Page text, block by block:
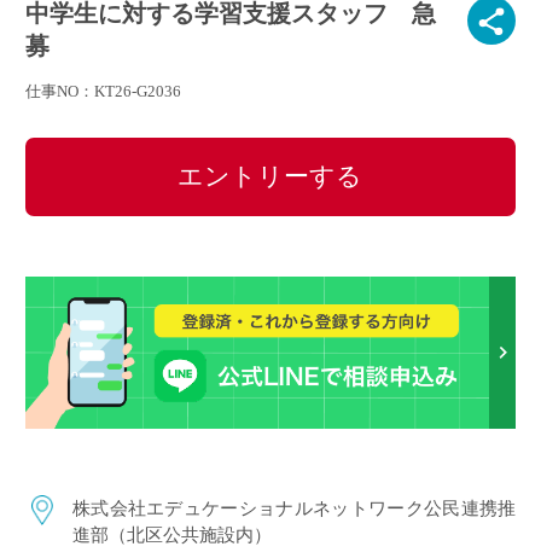
中学生に対する学習支援スタッフ 急
募
仕事NO：KT26-G2036
エントリーする
株式会社エデュケーショナルネットワーク公民連携推
進部（北区公共施設内）